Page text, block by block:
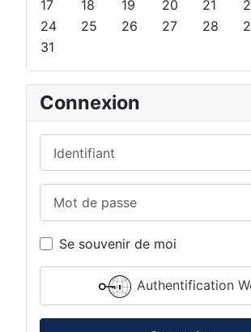
d
n
t
e
e
t
17
18 19 20 21
24
25 26 27 28
31
Connexion
Se souvenir de moi
Authentification